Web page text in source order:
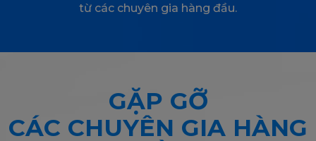
từ các chuyên gia hàng đầu.
GẶP GỠ
CÁC CHUYÊN GIA HÀNG